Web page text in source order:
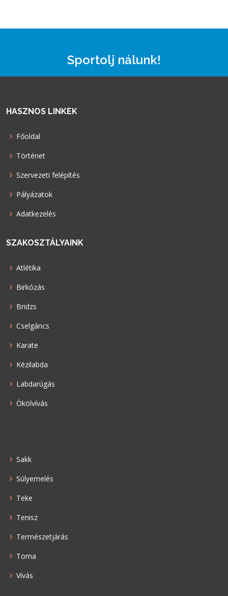
Sportolj nálunk!
HASZNOS LINKEK
Főoldal
Történet
Szervezeti felépítés
Pályázatok
Adatkezelés
SZAKOSZTÁLYAINK
Atlétika
Birkózás
Bridzs
Cselgáncs
Karate
Kézilabda
Labdarúgás
Ökölvívás
Sakk
Súlyemelés
Teke
Tenisz
Természetjárás
Torna
Vívás